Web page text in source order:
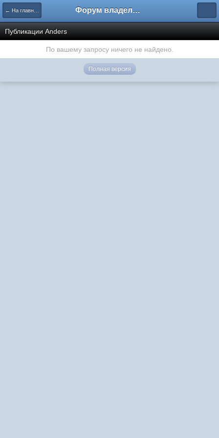
← На главную Форум владельцев интернет-магазинов
Публикации Anders
По вашему запросу ничего не найдено.
Полная версия